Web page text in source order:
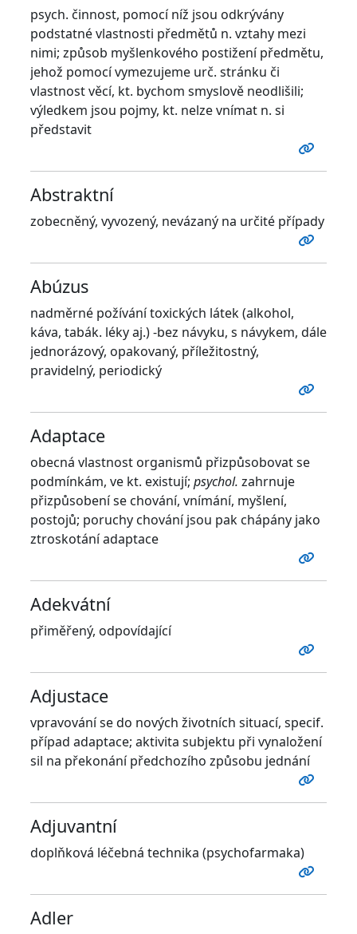
psych. činnost, pomocí níž jsou odkrývány
podstatné vlastnosti předmětů n. vztahy mezi
nimi; způsob myšlenkového postižení předmětu,
jehož pomocí vymezujeme urč. stránku či
vlastnost věcí, kt. bychom smyslově neodlišili;
výledkem jsou pojmy, kt. nelze vnímat n. si
představit
Abstraktní
zobecněný, vyvozený, nevázaný na určité případy
Abúzus
nadměrné požívání toxických látek (alkohol,
káva, tabák. léky aj.) -bez návyku, s návykem, dále
jednorázový, opakovaný, příležitostný,
pravidelný, periodický
Adaptace
obecná vlastnost organismů přizpůsobovat se
podmínkám, ve kt. existují; psychol. zahrnuje
přizpůsobení se chování, vnímání, myšlení,
postojů; poruchy chování jsou pak chápány jako
ztroskotání adaptace
Adekvátní
přiměřený, odpovídající
Adjustace
vpravování se do nových životních situací, specif.
případ adaptace; aktivita subjektu při vynaložení
sil na překonání předchozího způsobu jednání
Adjuvantní
doplňková léčebná technika (psychofarmaka)
Adler